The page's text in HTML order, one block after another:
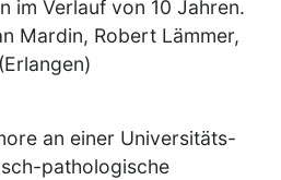
im Verlauf von 10 Jahren.
Mardin, Robert Lämmer,
an einer Universitäts-
pathologische